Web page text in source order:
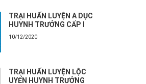
TRẠI HUẤN LUYỆN A DỤC
HUYNH TRƯỞNG CẤP I
10/12/2020
TRẠI HUẤN LUYỆN LỘC
UYỂN HUYNH TRƯỞNG